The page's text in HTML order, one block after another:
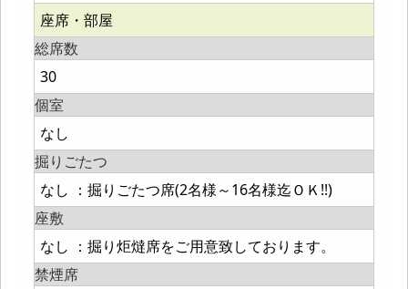
座席・部屋
総席数
30
個室
なし
掘りごたつ
なし ：掘りごたつ席(2名様～16名様迄ＯＫ!!)
座敷
なし ：掘り炬燵席をご用意致しております。
禁煙席